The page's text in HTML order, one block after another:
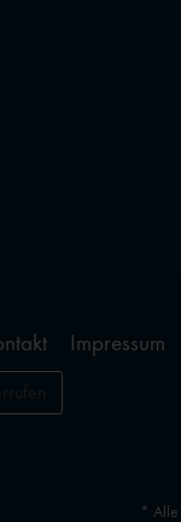
Impressum
* Alle